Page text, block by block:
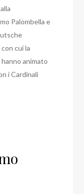
Palombella e
cui la
animato
i Cardinali